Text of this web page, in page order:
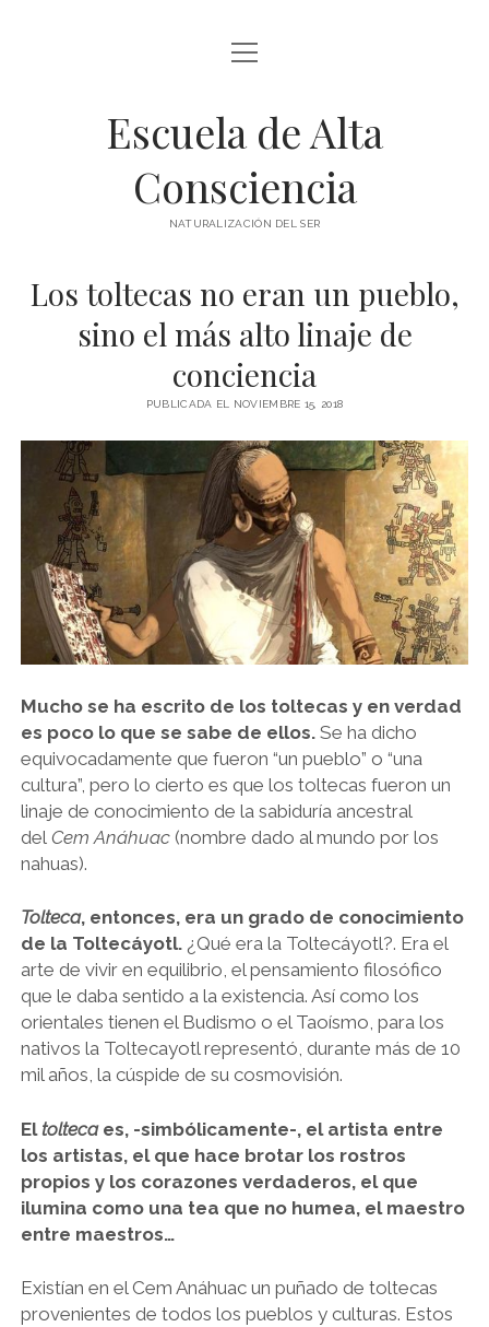
BLOG Y ARTÍCULOS
whatsapp
abrir
menú
Escuela de Alta
Consciencia
NATURALIZACIÓN DEL SER
Los toltecas no eran un pueblo,
sino el más alto linaje de
conciencia
PUBLICADA EL NOVIEMBRE 15, 2018
Mucho se ha escrito de los toltecas y en verdad
es poco lo que se sabe de ellos.Se ha dicho
equivocadamente que fueron “un pueblo” o “una
cultura”, pero lo cierto es que los toltecas fueron un
linaje de conocimiento de la sabiduría ancestral
del Cem Anáhuac(nombre dado al mundo por los
nahuas).
Tolteca, entonces, era un grado de conocimiento
de la Toltecáyotl. ¿Qué era la Toltecáyotl?. Era el
arte de vivir en equilibrio, el pensamiento filosófico
que le daba sentido a la existencia. Así como los
orientales tienen el Budismo o el Taoísmo, para los
nativos la Toltecayotl representó, durante más de 10
mil años, la cúspide de su cosmovisión.
Eltoltecaes, -simbólicamente-, el artista entre
los artistas, el que hace brotar los rostros
propios y los corazones verdaderos, el que
ilumina como una tea que no humea, el maestro
entre maestros…
Existían en el Cem Anáhuac un puñado de toltecas
provenientes de todos los pueblos y culturas. Estos